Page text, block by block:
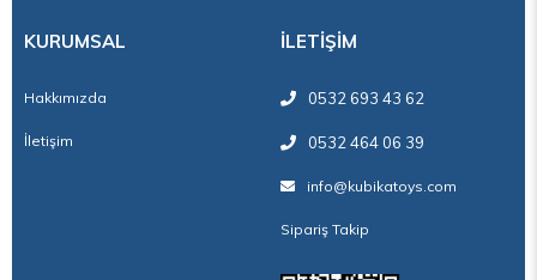
KURUMSAL
Hakkımızda
İletişim
İLETİŞİM
0532 693 43 62
0532 464 06 39
info@kubikatoys.com
Sipariş Takip